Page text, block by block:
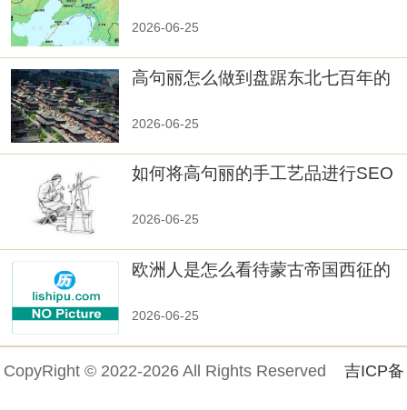
2026-06-25
高句丽怎么做到盘踞东北七百年的
2026-06-25
如何将高句丽的手工艺品进行SEO
2026-06-25
欧洲人是怎么看待蒙古帝国西征的
2026-06-25
CopyRight © 2022-2026 All Rights Reserved 吉ICP备